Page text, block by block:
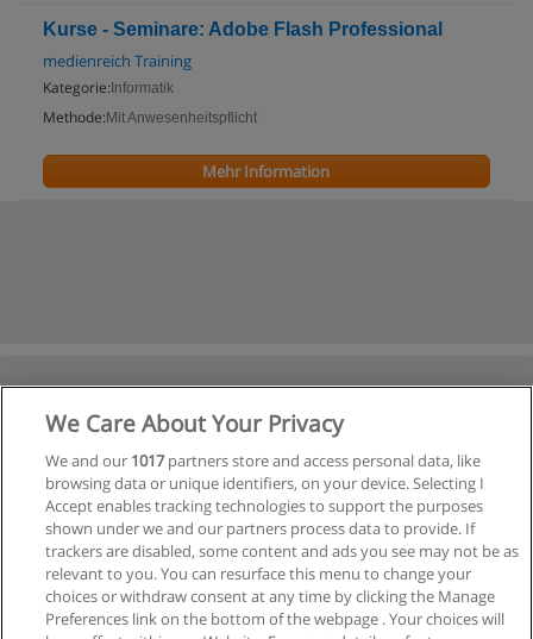
Kurse - Seminare: Adobe Flash Professional
medienreich Training
Kategorie: Informatik
Methode: Mit Anwesenheitspflicht
Mehr Information
We Care About Your Privacy
We and our 1017partners store and access personal data, like
browsing data or unique identifiers, on your device. Selecting I
Accept enables tracking technologies to support the purposes
shown under we and our partners process data to provide. If
trackers are disabled, some content and ads you see may not be as
relevant to you. You can resurface this menu to change your
choices or withdraw consent at any time by clicking the Manage
Preferences link on the bottom of the webpage . Your choices will